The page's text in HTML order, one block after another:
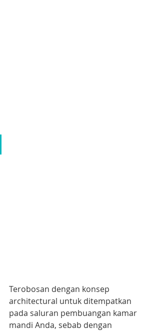
Terobosan dengan konsep
architectural untuk ditempatkan
pada saluran pembuangan kamar
mandi Anda, sebab dengan